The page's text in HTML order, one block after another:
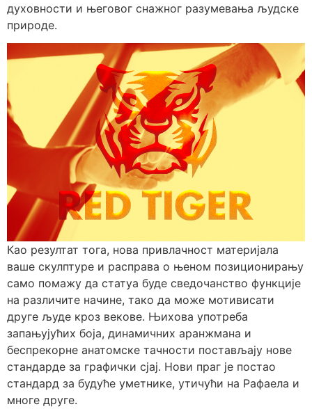
духовности и његовог снажног разумевања људске
природе.
Као резултат тога, нова привлачност материјала
ваше скулптуре и расправа о њеном позиционирању
само помажу да статуа буде сведочанство функције
на различите начине, тако да може мотивисати
друге људе кроз векове. Њихова употреба
запањујућих боја, динамичних аранжмана и
беспрекорне анатомске тачности постављају нове
стандарде за графички сјај. Нови праг је постао
стандард за будуће уметнике, утичући на Рафаела и
многе друге.